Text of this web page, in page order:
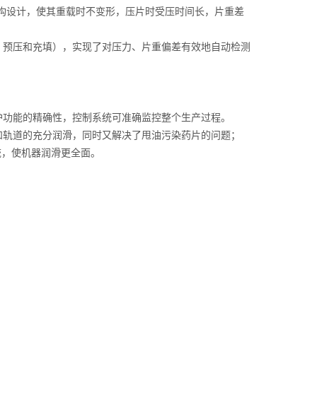
计，使其重载时不变形，压片时受压时间长，片重差
压和充填），实现了对压力、片重偏差有效地自动检测
能的精确性，控制系统可准确监控整个生产过程。
道的充分润滑，同时又解决了甩油污染药片的问题；
使机器润滑更全面。